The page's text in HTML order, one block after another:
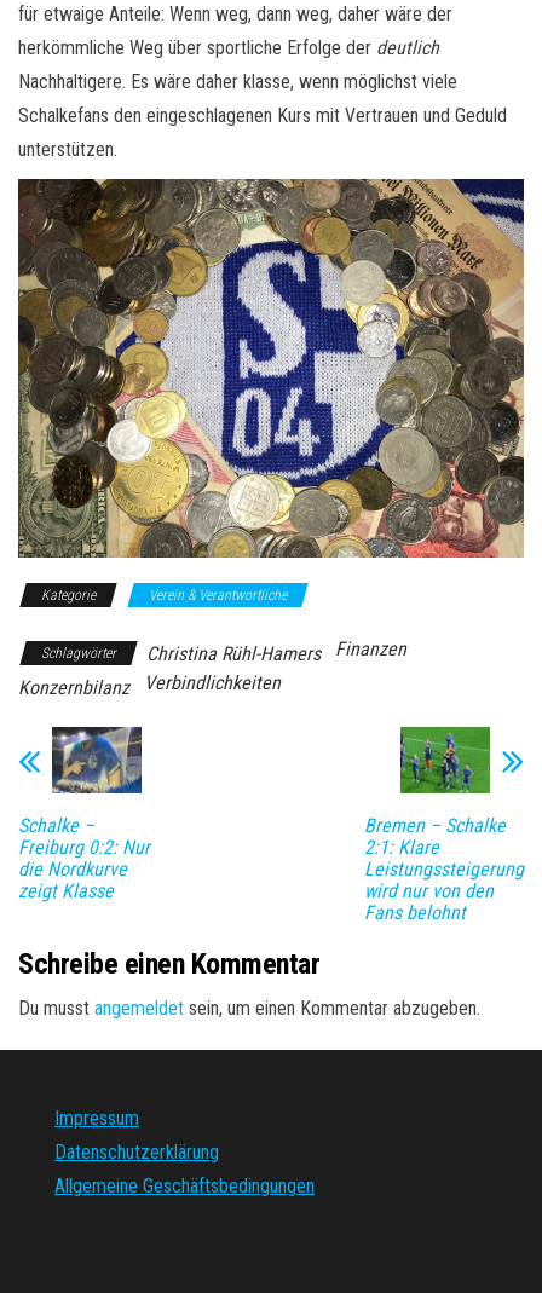
für etwaige Anteile: Wenn weg, dann weg, daher wäre der
herkömmliche Weg über sportliche Erfolge der deutlich
Nachhaltigere. Es wäre daher klasse, wenn möglichst viele
Schalkefans den eingeschlagenen Kurs mit Vertrauen und Geduld
unterstützen.
Kategorie Verein & Verantwortliche
Schlagwörter Christina Rühl-Hamers
Finanzen
Konzernbilanz
Verbindlichkeiten
Schalke –
Freiburg 0:2: Nur
die Nordkurve
zeigt Klasse
Bremen – Schalke
2:1: Klare
Leistungssteigerung
wird nur von den
Fans belohnt
Schreibe einen Kommentar
Du musst angemeldet sein, um einen Kommentar abzugeben.
Impressum
Datenschutzerklärung
Allgemeine Geschäftsbedingungen